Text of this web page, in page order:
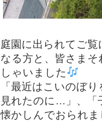
庭園に出られてご
なる方と、皆さま
しゃいました
「最近はこいのぼ
見れたのに…」、「
懐かしんでおられま